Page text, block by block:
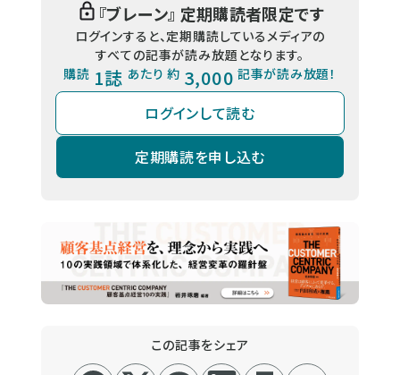
『ブレーン』 定期購読者限定です
ログインすると、定期購読しているメディアの
すべての記事が読み放題となります。
購読 1誌 あたり 約 3,000 記事が読み放題！
ログインして読む
定期購読を申し込む
この記事をシェア